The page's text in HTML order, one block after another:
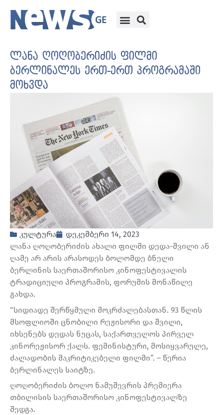
ლანა ღოღობერიძის ფილმი
ბერლინალეს ერთ-ერთ პროგრამაში
მოხვდა
კულტურა
დეკემბერი 14, 2023
ლანა ღოღობერიძის ახალი ფილმი დედა-შვილი ან
ღამე არ არის არასოდეს ბოლომდე ბნელი
ბერლინის საერთაშორისო კინოფესტივალის
ტრადიციული პროგრამის, ფორუმის მონაწილე
გახდა.
“სიდიადე შერწყმული მოკრძალებასთან. 93 წლის
მსოფლიოში ცნობილი რეჟისორი და შვილი,
იხსენებს დედას ნუცას, საქართველოს პირველ
კინორეჟისორ ქალს. ფემინისტური, მოსიყვარულე,
ძალადობის მაკრიტიკებელი ფილმი”. – წერია
ბერლინალეს საიტზე.
ღოღობერიძის ბოლო ნამუშევრის პრემიერა
თბილისის საერთაშორისო კინოფესტივალზე
შედგა.